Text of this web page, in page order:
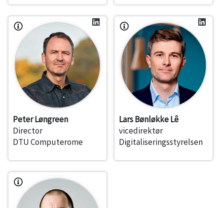
Peter Løngreen
Director
DTU Computerome
Lars Bønløkke Lê
vicedirektør
Digitaliseringsstyrelsen